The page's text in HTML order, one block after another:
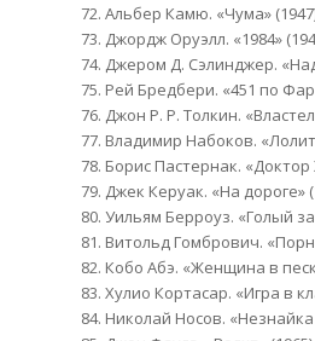
72. Альбер Камю. «Чума»
73. Джордж Оруэлл. «1984»
74. Джером Д. Сэлинджер.
75. Рей Бредбери. «451 по
76. Джон Р. Р. Толкин.
77. Владимир Набоков.
78. Борис Пастернак. «Доктор
79. Джек Керуак. «На дороге»
80. Уильям Берроуз. «Голый
81. Витольд Гомбрович.
82. Кобо Абэ. «Женщина в
83. Хулио Кортасар. «Игра в
84. Николай Носов. «Незнайка